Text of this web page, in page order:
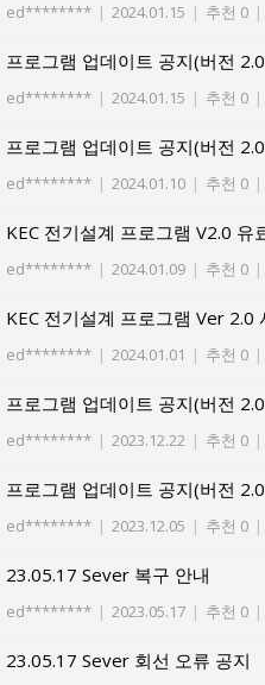
ed******** | 2024.01.15 | 추천 0 |
프로그램 업데이트 공지(버전
ed******** | 2024.01.15 | 추천 0 |
프로그램 업데이트 공지(버전
ed******** | 2024.01.10 | 추천 0 |
KEC 전기설계 프로그램 V2.0 유
ed******** | 2024.01.09 | 추천 0 |
KEC 전기설계 프로그램 Ver 2.0
ed******** | 2024.01.01 | 추천 0 |
프로그램 업데이트 공지(버전
ed******** | 2023.12.22 | 추천 0 |
프로그램 업데이트 공지(버전
ed******** | 2023.12.05 | 추천 0 |
23.05.17 Sever 복구 안내
ed******** | 2023.05.17 | 추천 0 |
23.05.17 Sever 회선 오류 공지